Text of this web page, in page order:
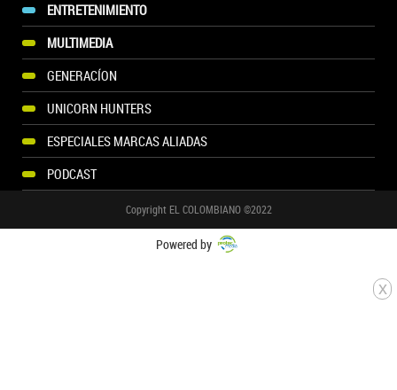
x
ENTRETENIMIENTO
MULTIMEDIA
GENERACÍON
UNICORN HUNTERS
ESPECIALES MARCAS ALIADAS
PODCAST
Copyright EL COLOMBIANO ©2022
Powered by